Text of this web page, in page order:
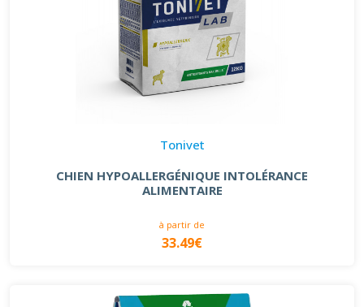
Tonivet
CHIEN HYPOALLERGÉNIQUE INTOLÉRANCE
ALIMENTAIRE
à partir de
33.49€